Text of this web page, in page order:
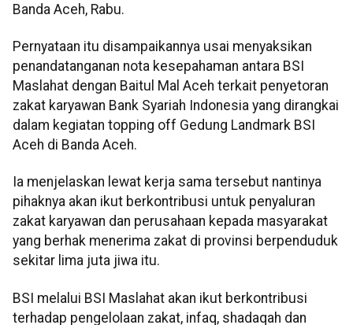
Banda Aceh, Rabu.
Pernyataan itu disampaikannya usai menyaksikan
penandatanganan nota kesepahaman antara BSI
Maslahat dengan Baitul Mal Aceh terkait penyetoran
zakat karyawan Bank Syariah Indonesia yang dirangkai
dalam kegiatan topping off Gedung Landmark BSI
Aceh di Banda Aceh.
Ia menjelaskan lewat kerja sama tersebut nantinya
pihaknya akan ikut berkontribusi untuk penyaluran
zakat karyawan dan perusahaan kepada masyarakat
yang berhak menerima zakat di provinsi berpenduduk
sekitar lima juta jiwa itu.
BSI melalui BSI Maslahat akan ikut berkontribusi
terhadap pengelolaan zakat, infaq, shadaqah dan